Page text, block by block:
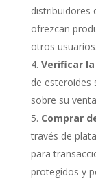
distribuidores
ofrezcan
otros usuarios.
Verificar
de esteroides
sobre su
Comprar
través de
para
protegidos y